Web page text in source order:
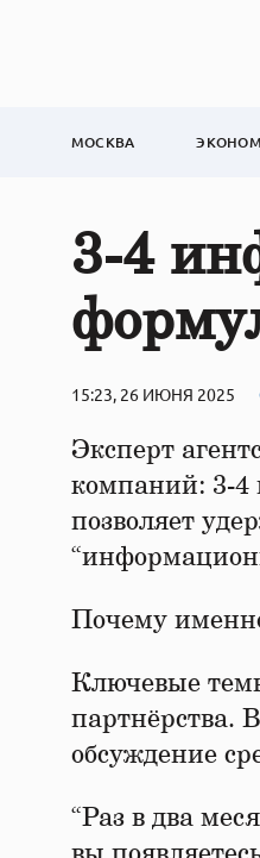
МОСКВА
3-4
15:23, 26 ИЮНЯ 2025
Эксперт
компаний: 3-4
позволяет
Почему
Ключевые
партнёрства.
обсуждение
“Раз в два